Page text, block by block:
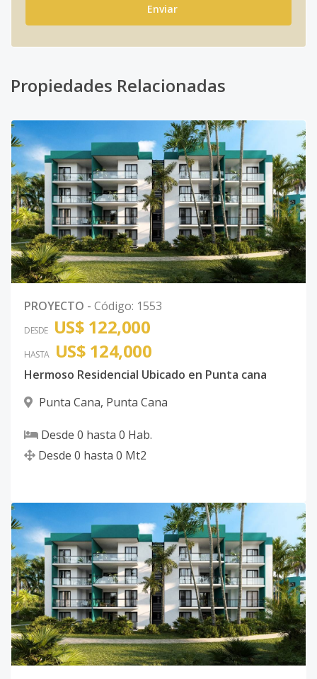
Enviar
Propiedades Relacionadas
PROYECTO - Código: 1553
DESDE US$ 122,000
HASTA US$ 124,000
Hermoso Residencial Ubicado en Punta cana
Punta Cana, Punta Cana
Desde 0 hasta 0 Hab.
Desde 0 hasta 0 Mt2